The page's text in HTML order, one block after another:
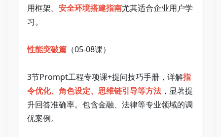
用框架。 安全环境搭建指南尤其适合企业用户学
习。
性能突破篇 （05-08课）
3节Prompt工程专项课+提问技巧手册，详解指
令优化、角色设定、思维链引导等方法，显著提
升回答准确率。包含金融、法律等专业领域的调
优案例。